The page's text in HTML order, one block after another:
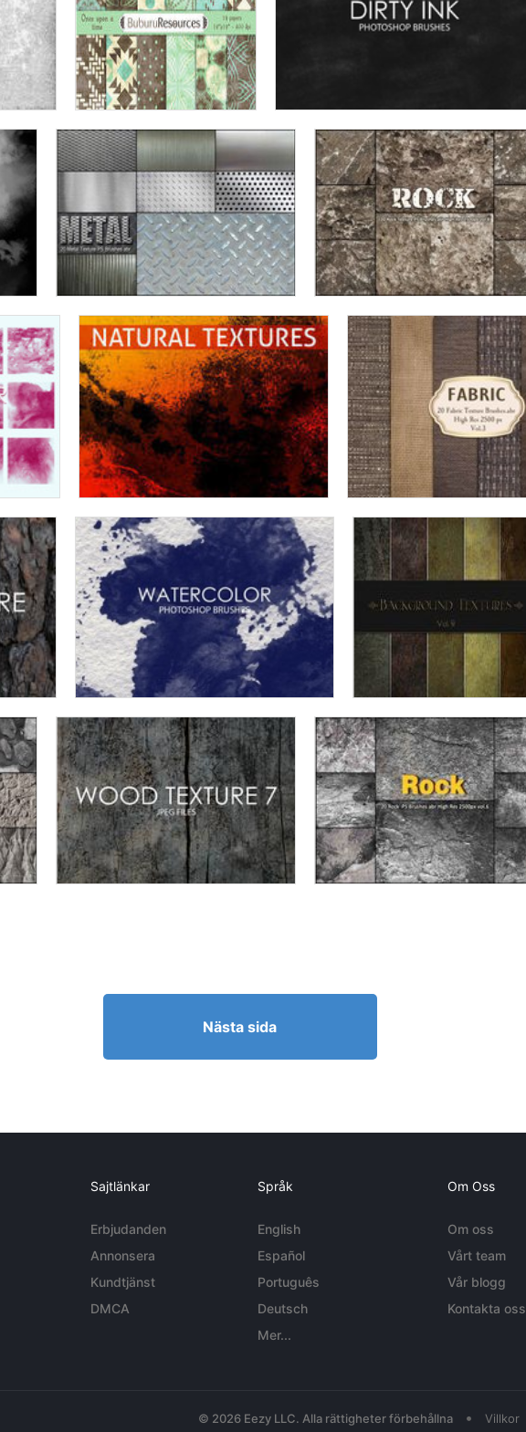
Nästa sida
Sajtlänkar
Erbjudanden
Annonsera
Kundtjänst
DMCA
Språk
English
Español
Português
Deutsch
Mer...
Om Oss
Om oss
Vårt team
Vår blogg
Kontakta oss
© 2026 Eezy LLC. Alla rättigheter förbehållna • Villkor